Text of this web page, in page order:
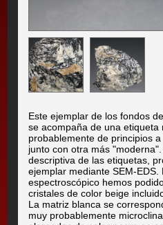
Este ejemplar de los fondos
se acompaña de una etiqueta
probablemente de principios
junto con otra más
descriptiva de las etiquetas,
ejemplar mediante SEM-EDS.
espectroscópico hemos
cristales de color beige
La matriz blanca se
muy probablemente